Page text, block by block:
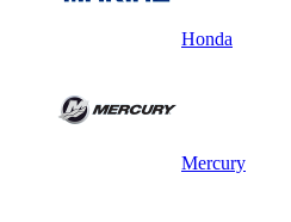
Honda
Mercury